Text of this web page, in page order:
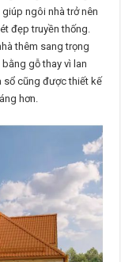
ngôi nhà trở nên
đẹp truyền thống.
thêm sang trọng
gỗ thay vì lan
sổ cũng được thiết kế
hơn.